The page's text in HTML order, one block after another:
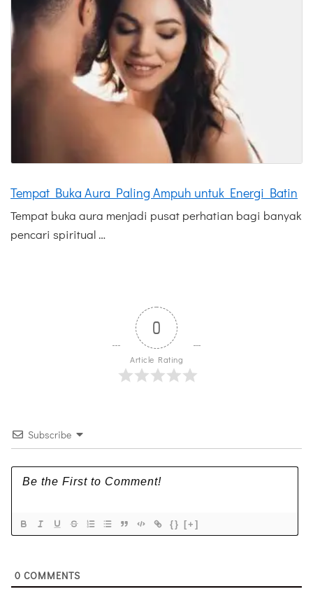
Tempat Buka Aura Paling Ampuh untuk Energi Batin
Tempat buka aura menjadi pusat perhatian bagi banyak
pencari spiritual …
0
Article Rating
Subscribe
{} [+]
0 COMMENTS